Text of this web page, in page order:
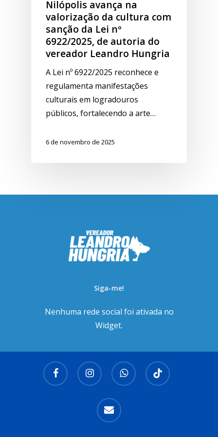
Nilópolis avança na
valorização da cultura com
sanção da Lei nº
6922/2025, de autoria do
vereador Leandro Hungria
A Lei nº 6922/2025 reconhece e
regulamenta manifestações
culturais em logradouros
públicos, fortalecendo a arte…
6 de novembro de 2025
Siga-me!
Nenhuma rede social foi ativada no
Widget.
facebook instagram whatsapp tiktok
email